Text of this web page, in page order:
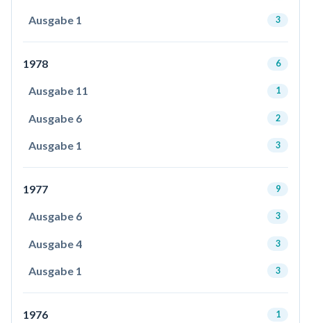
Ausgabe 1 3
1978 6
Ausgabe 11 1
Ausgabe 6 2
Ausgabe 1 3
1977 9
Ausgabe 6 3
Ausgabe 4 3
Ausgabe 1 3
1976 1